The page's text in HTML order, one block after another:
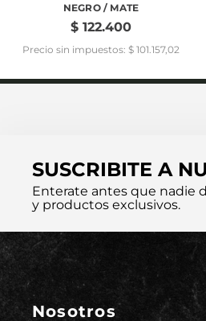
NEGRO / MATE
$ 122.400
Precio sin impuestos: $ 101.157,02
SUSCRIBITE A
Enterate antes que nadie
y productos exclusivos.
Nosotros